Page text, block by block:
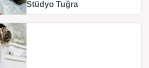
Stüdyo Tuğra